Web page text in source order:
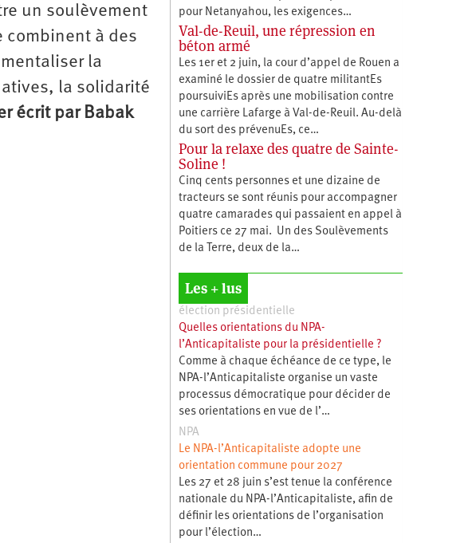
un soulèvement
combinent à des
la
la solidarité
écrit par Babak
pour Netanyahou, les exigences…
Val-de-Reuil, une répression en
béton armé
Les 1er et 2 juin, la cour d’appel de Rouen a
examiné le dossier de quatre militantEs
poursuiviEs après une mobilisation contre
une carrière Lafarge à Val-de-Reuil. Au-delà
du sort des prévenuEs, ce…
Pour la relaxe des quatre de Sainte-
Soline !
Cinq cents personnes et une dizaine de
tracteurs se sont réunis pour accompagner
quatre camarades qui passaient en appel à
Poitiers ce 27 mai. Un des Soulèvements
de la Terre, deux de la…
Les + lus
élection présidentielle
Quelles orientations du NPA-
l’Anticapitaliste pour la présidentielle ?
Comme à chaque échéance de ce type, le
NPA-l’Anticapitaliste organise un vaste
processus démocratique pour décider de
ses orientations en vue de l’…
NPA
Le NPA-l’Anticapitaliste adopte une
orientation commune pour 2027
Les 27 et 28 juin s’est tenue la conférence
nationale du NPA-l’Anticapitaliste, afin de
définir les orientations de l’organisation
pour l’élection…